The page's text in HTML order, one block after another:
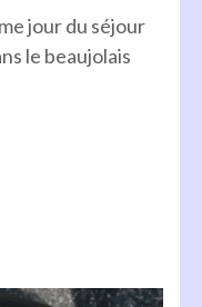
jour du séjour
le beaujolais